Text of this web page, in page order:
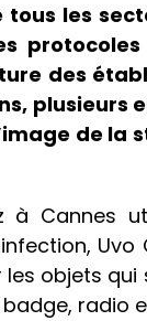
les
des
de la
à Cannes
les objets
radio